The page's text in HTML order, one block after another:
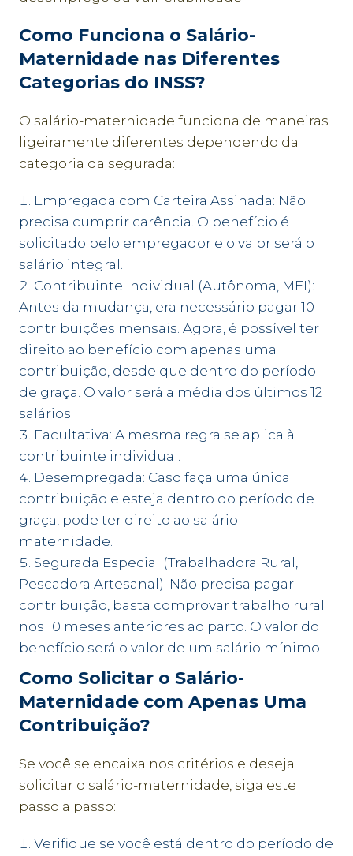
Como Funciona o Salário-
Maternidade nas Diferentes
Categorias do INSS?
O salário-maternidade funciona de maneiras
ligeiramente diferentes dependendo da
categoria da segurada:
Empregada com Carteira Assinada: Não
precisa cumprir carência. O benefício é
solicitado pelo empregador e o valor será o
salário integral.
Contribuinte Individual (Autônoma, MEI):
Antes da mudança, era necessário pagar 10
contribuições mensais. Agora, é possível ter
direito ao benefício com apenas uma
contribuição, desde que dentro do período
de graça. O valor será a média dos últimos 12
salários.
Facultativa: A mesma regra se aplica à
contribuinte individual.
Desempregada: Caso faça uma única
contribuição e esteja dentro do período de
graça, pode ter direito ao salário-
maternidade.
Segurada Especial (Trabalhadora Rural,
Pescadora Artesanal): Não precisa pagar
contribuição, basta comprovar trabalho rural
nos 10 meses anteriores ao parto. O valor do
benefício será o valor de um salário mínimo.
Como Solicitar o Salário-
Maternidade com Apenas Uma
Contribuição?
Se você se encaixa nos critérios e deseja
solicitar o salário-maternidade, siga este
passo a passo:
Verifique se você está dentro do período de